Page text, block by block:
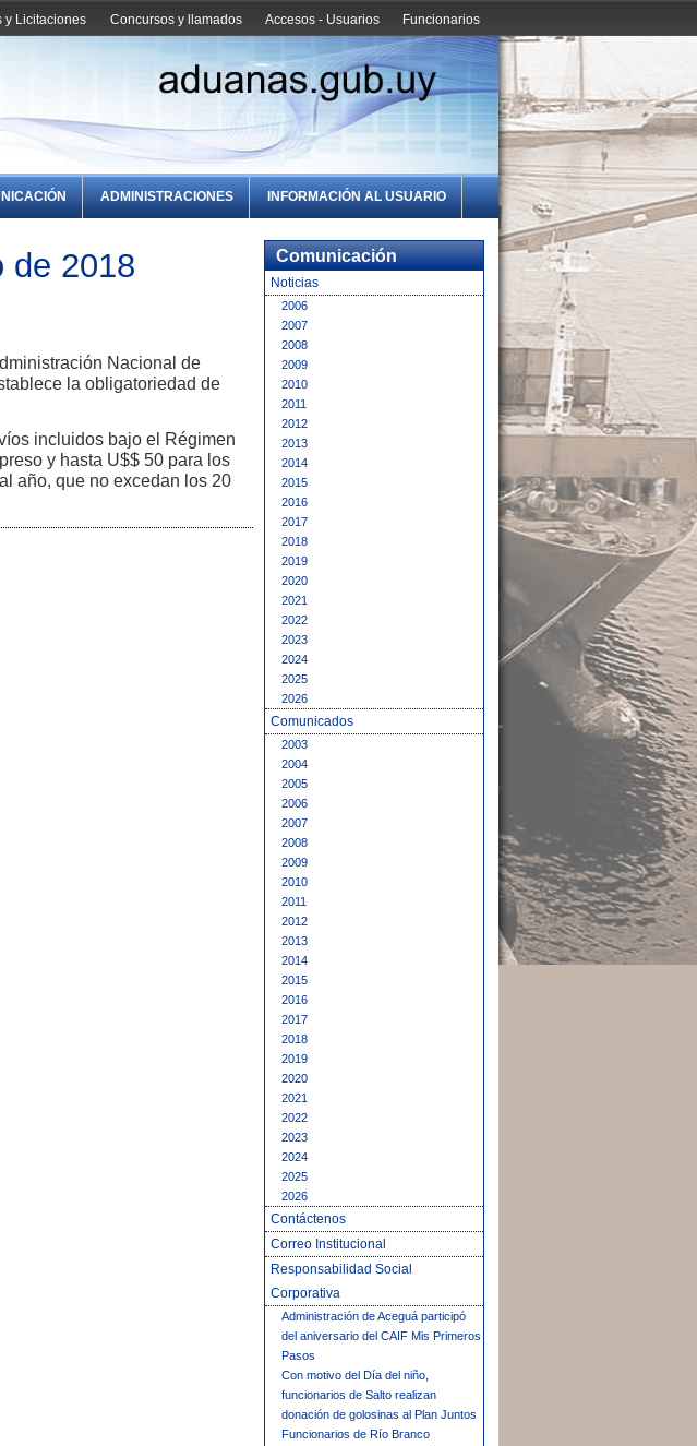
Funcionarios
Accesos - Usuarios
Concursos y llamados
y Licitaciones
ADMINISTRACIONES INFORMACIÓN AL USUARIO
de 2018
Nacional de
la obligatoriedad de
incluidos bajo el Régimen
y hasta U$$ 50 para los
año, que no excedan los 20
Comunicación
Noticias
2006
2007
2008
2009
2010
2011
2012
2013
2014
2015
2016
2017
2018
2019
2020
2021
2022
2023
2024
2025
2026
Comunicados
2003
2004
2005
2006
2007
2008
2009
2010
2011
2012
2013
2014
2015
2016
2017
2018
2019
2020
2021
2022
2023
2024
2025
2026
Contáctenos
Correo Institucional
Responsabilidad Social
Corporativa
Administración de Aceguá participó
del aniversario del CAIF Mis Primeros
Pasos
Con motivo del Día del niño,
funcionarios de Salto realizan
donación de golosinas al Plan Juntos
Funcionarios de Río Branco